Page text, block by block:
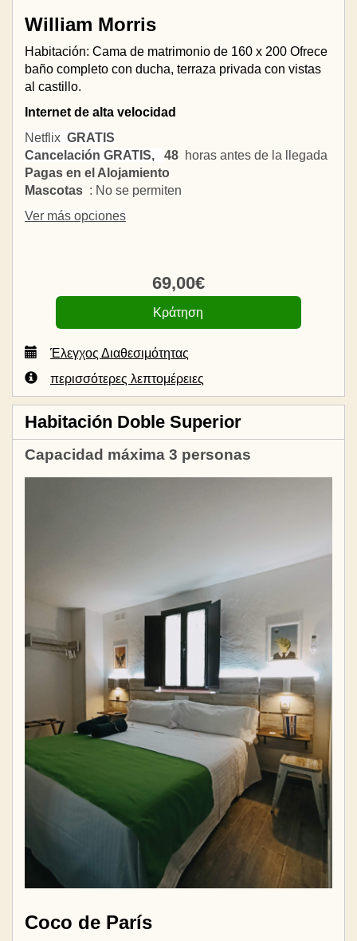
William Morris
Habitación: Cama de matrimonio de 160 x 200 Ofrece
baño completo con ducha, terraza privada con vistas
al castillo.
Internet de alta velocidad
Netflix GRATIS
Cancelación GRATIS, 48 horas antes de la llegada
Pagas en el Alojamiento
Mascotas : No se permiten
Ver más opciones
69,00€
Έλεγχος Διαθεσιμότητας
περισσότερες λεπτομέρειες
Habitación Doble Superior
Capacidad máxima 3 personas
Coco de París